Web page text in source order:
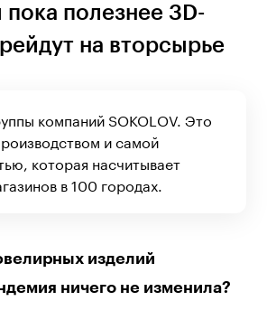
полезнее 3D-
на вторсырье
компаний SOKOLOV. Это
и самой
которая насчитывает
в 100 городах.
изделий
ничего не изменила?